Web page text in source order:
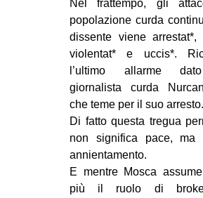
CINEMA
MANIFESTI
MUSICA
RECENSIONI
AFRICA
AMERICHE
ESTREMO
Nel frattempo, gli
popolazione curda
dissente viene arrestat*,
violentat* e uccis*.
l’ultimo allarme
giornalista curda
che teme per il suo arresto.
Di fatto questa tregua
non significa pace, ma
annientamento.
E mentre Mosca
più il ruolo di